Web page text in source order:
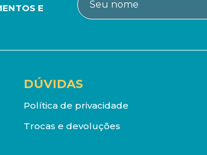
E
DÚVIDAS
Política de privacidade
Trocas e devoluções